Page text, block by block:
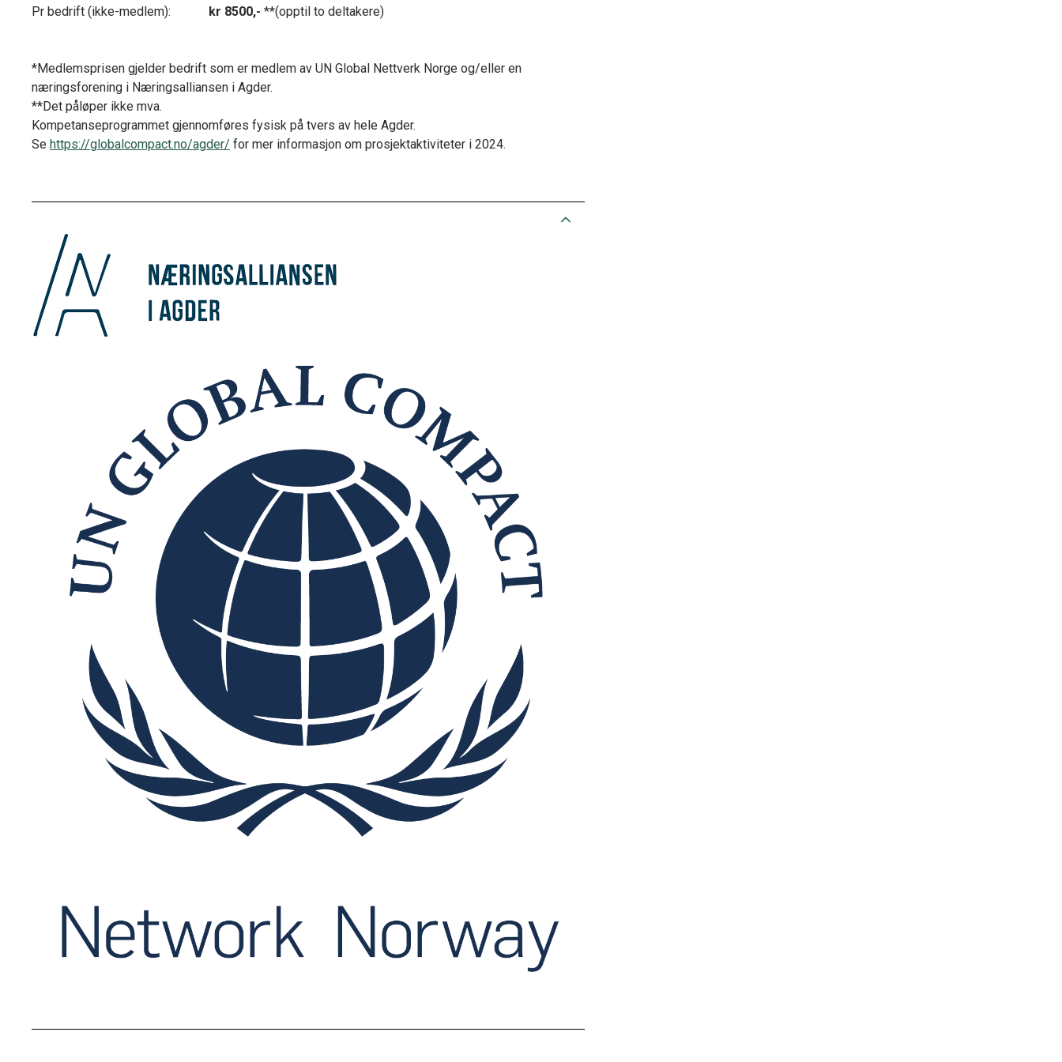
Pr bedrift (ikke-medlem): kr 8500,- **(opptil to deltakere)
*Medlemsprisen gjelder bedrift som er medlem av UN Global Nettverk Norge og/eller en
næringsforening i Næringsalliansen i Agder.
**Det påløper ikke mva.
Kompetanseprogrammet gjennomføres fysisk på tvers av hele Agder.
Se https://globalcompact.no/agder/ for mer informasjon om prosjektaktiviteter i 2024.